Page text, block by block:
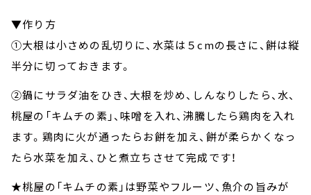
▼作り方
①大根は小さめの乱切りに、水菜は５cmの長さに、餅は縦
半分に切っておきます。
②鍋にサラダ油をひき、大根を炒め、しんなりしたら、水、
桃屋の「キムチの素」、味噌を入れ、沸騰したら鶏肉を入れ
ます。鶏肉に火が通ったらお餅を加え、餅が柔らかくなっ
たら水菜を加え、ひと煮立ちさせて完成です！
★桃屋の「キムチの素」は野菜やフルーツ、魚介の旨みが